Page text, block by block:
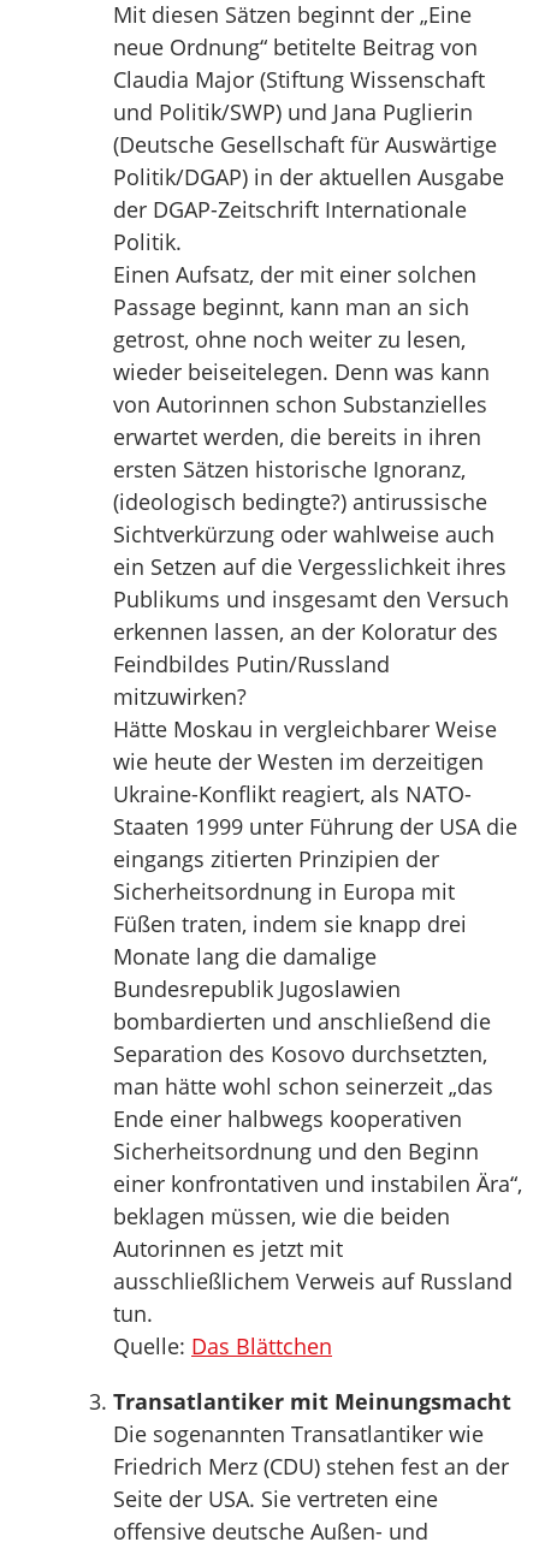
Mit diesen Sätzen beginnt der „Eine
neue Ordnung“ betitelte Beitrag von
Claudia Major (Stiftung Wissenschaft
und Politik/SWP) und Jana Puglierin
(Deutsche Gesellschaft für Auswärtige
Politik/DGAP) in der aktuellen Ausgabe
der DGAP-Zeitschrift Internationale
Politik.
Einen Aufsatz, der mit einer solchen
Passage beginnt, kann man an sich
getrost, ohne noch weiter zu lesen,
wieder beiseitelegen. Denn was kann
von Autorinnen schon Substanzielles
erwartet werden, die bereits in ihren
ersten Sätzen historische Ignoranz,
(ideologisch bedingte?) antirussische
Sichtverkürzung oder wahlweise auch
ein Setzen auf die Vergesslichkeit ihres
Publikums und insgesamt den Versuch
erkennen lassen, an der Koloratur des
Feindbildes Putin/Russland
mitzuwirken?
Hätte Moskau in vergleichbarer Weise
wie heute der Westen im derzeitigen
Ukraine-Konflikt reagiert, als NATO-
Staaten 1999 unter Führung der USA die
eingangs zitierten Prinzipien der
Sicherheitsordnung in Europa mit
Füßen traten, indem sie knapp drei
Monate lang die damalige
Bundesrepublik Jugoslawien
bombardierten und anschließend die
Separation des Kosovo durchsetzten,
man hätte wohl schon seinerzeit „das
Ende einer halbwegs kooperativen
Sicherheitsordnung und den Beginn
einer konfrontativen und instabilen Ära“,
beklagen müssen, wie die beiden
Autorinnen es jetzt mit
ausschließlichem Verweis auf Russland
tun.
Quelle: Das Blättchen
Transatlantiker mit Meinungsmacht
Die sogenannten Transatlantiker wie
Friedrich Merz (CDU) stehen fest an der
Seite der USA. Sie vertreten eine
offensive deutsche Außen- und